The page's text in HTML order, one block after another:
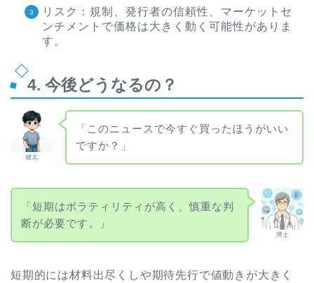
リスク：規制、発行者の信頼性、マーケットセ
ンチメントで価格は大きく動く可能性がありま
す。
4. 今後どうなるの？
健太
「このニュースで今すぐ買ったほうがいい
ですか？」
博士
「短期はボラティリティが高く、慎重な判
断が必要です。」
短期的には材料出尽くしや期待先行で値動きが大きく